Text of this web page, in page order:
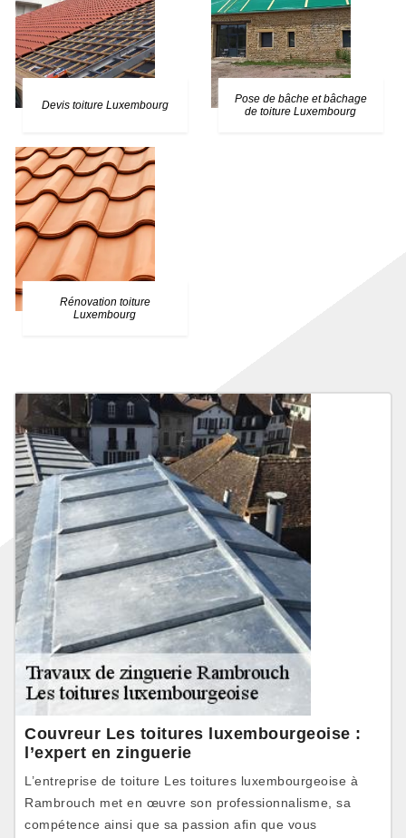
Devis toiture Luxembourg
Pose de bâche et bâchage
de toiture Luxembourg
Rénovation toiture
Luxembourg
Couvreur Les toitures luxembourgeoise :
l’expert en zinguerie
L’entreprise de toiture Les toitures luxembourgeoise à
Rambrouch met en œuvre son professionnalisme, sa
compétence ainsi que sa passion afin que vous